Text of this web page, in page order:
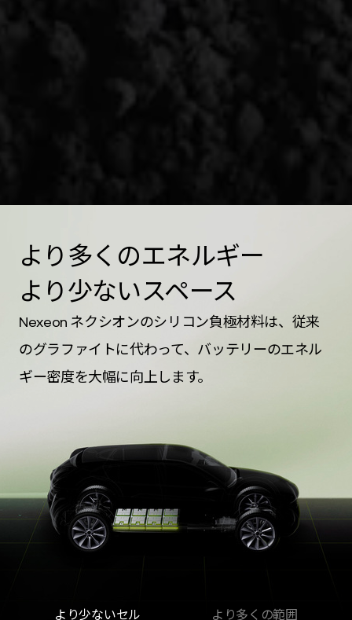
より多くのエネルギー
より少ないスペース
Nexeon ネクシオンのシリコン負極材料は、従来
のグラファイトに代わって、バッテリーのエネル
ギー密度を大幅に向上します。
より少ないセル より多くの範囲